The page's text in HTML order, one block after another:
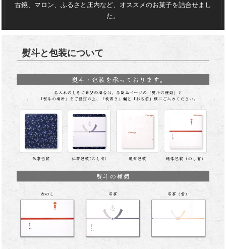
古鏡、マロン、ふるさと庄内など、オススメのお菓子を詰合せまし
た。
熨斗と包装について